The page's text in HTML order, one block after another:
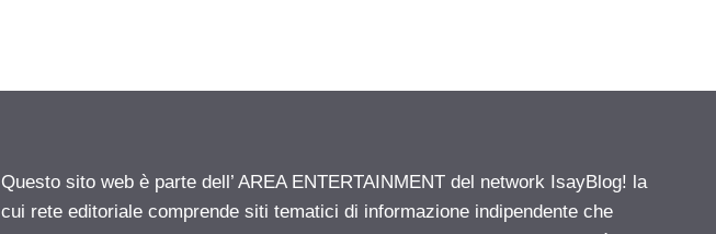
Questo sito web è parte dell’ AREA ENTERTAINMENT del network IsayBlog! la
cui rete editoriale comprende siti tematici di informazione indipendente che